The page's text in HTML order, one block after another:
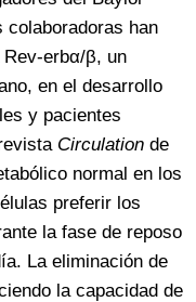
colaboradoras han
erbα/β, un
en el desarrollo
y pacientes
Circulation de
normal en los
preferir los
la fase de reposo
La eliminación de
la capacidad de